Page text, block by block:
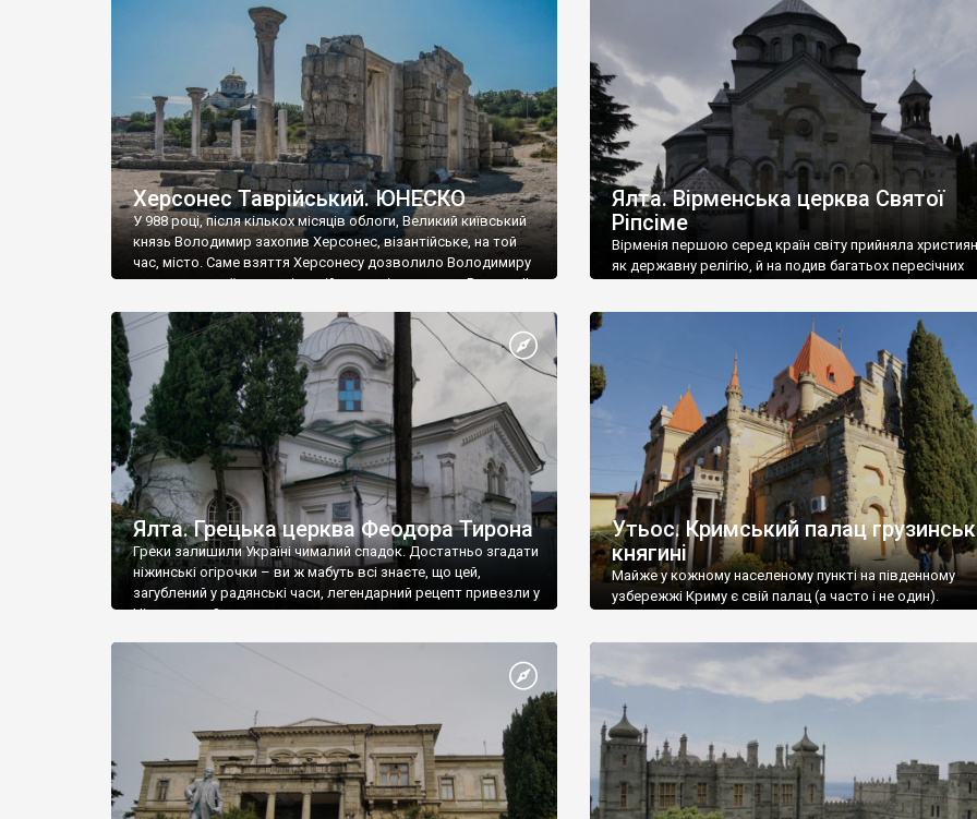
візантійської доби. Раритети викрадені з фондів об’єкту
культурної спадщини ЮНЕСКО «Херсонеса Таврійського».
Офіційно – на виставку «Золото Візантії», але експерти та
влада в Україні вважають це лише […]
називаються «повстяками» (postaki)…” “Вино. Крим
виробляє відмінне вино і його вдосталь: воно все
легке біле і дуже […]
Херсонес Таврійський. ЮНЕСКО
У 988 році, після кількох місяців облоги, Великий київський
князь Володимир захопив Херсонес, візантійське, на той
час, місто. Саме взяття Херсонесу дозволило Володимиру
диктувати свої умови візантійському імператору Василю ІІ,
Херсонесі Володимир-язичник, став Василем-
християнином. А потім було Хрещення Русі. На честь
Херсонесу Таврійського названо місто […]
Ялта. Вірменська церква Святої
Ріпсіме
Вірменія першою серед країн світу прийняла
як державну релігію, й на подив багатьох пересічних
Ялта. Грецька церква Феодора Тирона
Греки залишили Україні чималий спадок. Достатньо згадати
ніжинські огірочки – ви ж мабуть всі знаєте, що цей,
загублений у радянські часи, легендарний рецепт привезли у
Ніжин греки?
Утьос. Кримський палац
княгині
Майже у кожному населеному пункті на південному
узбережжі Криму є свій палац (а часто і не один).